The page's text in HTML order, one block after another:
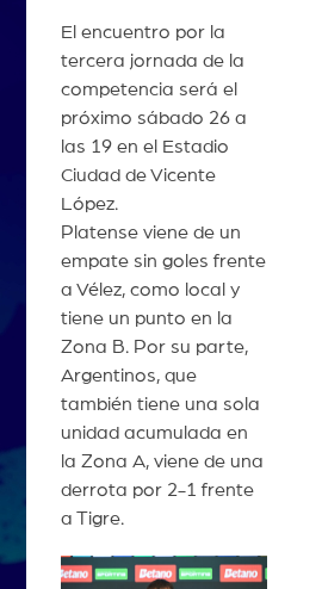
El encuentro por la
tercera jornada de la
competencia será el
próximo sábado 26 a
las 19 en el Estadio
Ciudad de Vicente
López.
Platense viene de un
empate sin goles frente
a Vélez, como local y
tiene un punto en la
Zona B. Por su parte,
Argentinos, que
también tiene una sola
unidad acumulada en
la Zona A, viene de una
derrota por 2-1 frente
a Tigre.